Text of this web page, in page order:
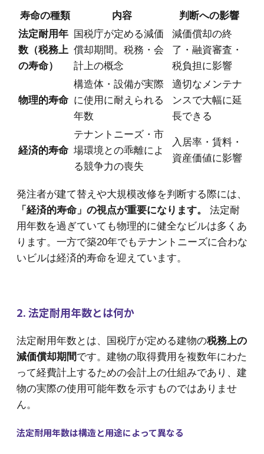
寿命の種類 内容
判断への影響
法定耐用年
数（税務上
の寿命）
国税庁が定める減価
償却期間。税務・会
計上の概念
減価償却の終
了・融資審査・
税負担に影響
物理的寿命
構造体・設備が実際
に使用に耐えられる
年数
適切なメンテナ
ンスで大幅に延
長できる
経済的寿命
テナントニーズ・市
場環境との乖離によ
る競争力の喪失
入居率・賃料・
資産価値に影響
発注者が建て替えや大規模改修を判断する際には、
「経済的寿命」の視点が重要になります。
法定耐
用年数を過ぎていても物理的に健全なビルは多くあ
ります。一方で築20年でもテナントニーズに合わな
いビルは経済的寿命を迎えています。
2. 法定耐用年数とは何か
法定耐用年数とは、国税庁が定める建物の税務上の
減価償却期間です。建物の取得費用を複数年にわた
って経費計上するための会計上の仕組みであり、建
物の実際の使用可能年数を示すものではありませ
ん。
法定耐用年数は構造と用途によって異なる